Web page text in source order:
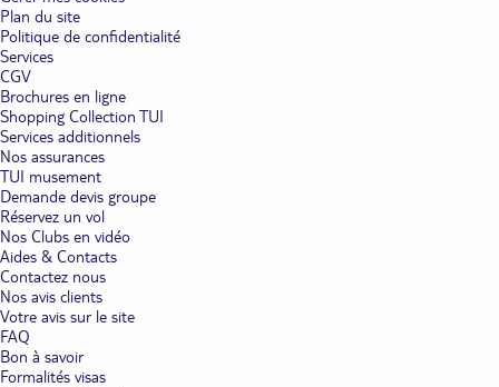
Plan du site
Politique de confidentialité
Services
CGV
Brochures en ligne
Shopping Collection TUI
Services additionnels
Nos assurances
TUI musement
Demande devis groupe
Réservez un vol
Nos Clubs en vidéo
Aides & Contacts
Contactez nous
Nos avis clients
Votre avis sur le site
FAQ
Bon à savoir
Formalités visas